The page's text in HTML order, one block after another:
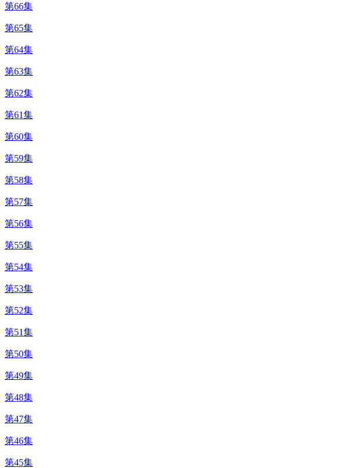
第66集
第65集
第64集
第63集
第62集
第61集
第60集
第59集
第58集
第57集
第56集
第55集
第54集
第53集
第52集
第51集
第50集
第49集
第48集
第47集
第46集
第45集